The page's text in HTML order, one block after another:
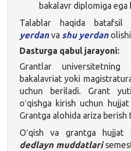
bakalavr diplomiga ega
Talablar haqida batafsil
yerdan va shu yerdan
Dasturga qabul jarayoni:
Grantlar universitetning
bakalavriat yoki
uchun beriladi. Grant
oʻqishga kirish uchun
Grantga alohida ariza berish
Oʻqish va grantga hujjat
dedlayn muddatlari